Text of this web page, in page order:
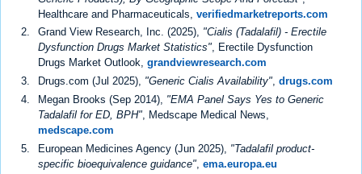
Healthcare and Pharmaceuticals, verifiedmarketreports.com
Grand View Research, Inc. (2025), "Cialis (Tadalafil) - Erectile
Dysfunction Drugs Market Statistics", Erectile Dysfunction
Drugs Market Outlook, grandviewresearch.com
Drugs.com (Jul 2025), "Generic Cialis Availability", drugs.com
Megan Brooks (Sep 2014), "EMA Panel Says Yes to Generic
Tadalafil for ED, BPH", Medscape Medical News,
medscape.com
European Medicines Agency (Jun 2025), "Tadalafil product-
specific bioequivalence guidance", ema.europa.eu